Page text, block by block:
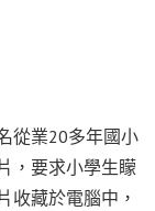
從業20多年國小
，要求小學生矇
收藏於電腦中，